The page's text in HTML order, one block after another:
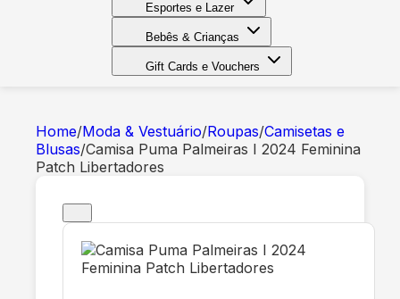
Esportes e Lazer
Bebês & Crianças
Gift Cards e Vouchers
Home/Moda & Vestuário/Roupas/Camisetas e
Blusas/Camisa Puma Palmeiras I 2024 Feminina
Patch Libertadores